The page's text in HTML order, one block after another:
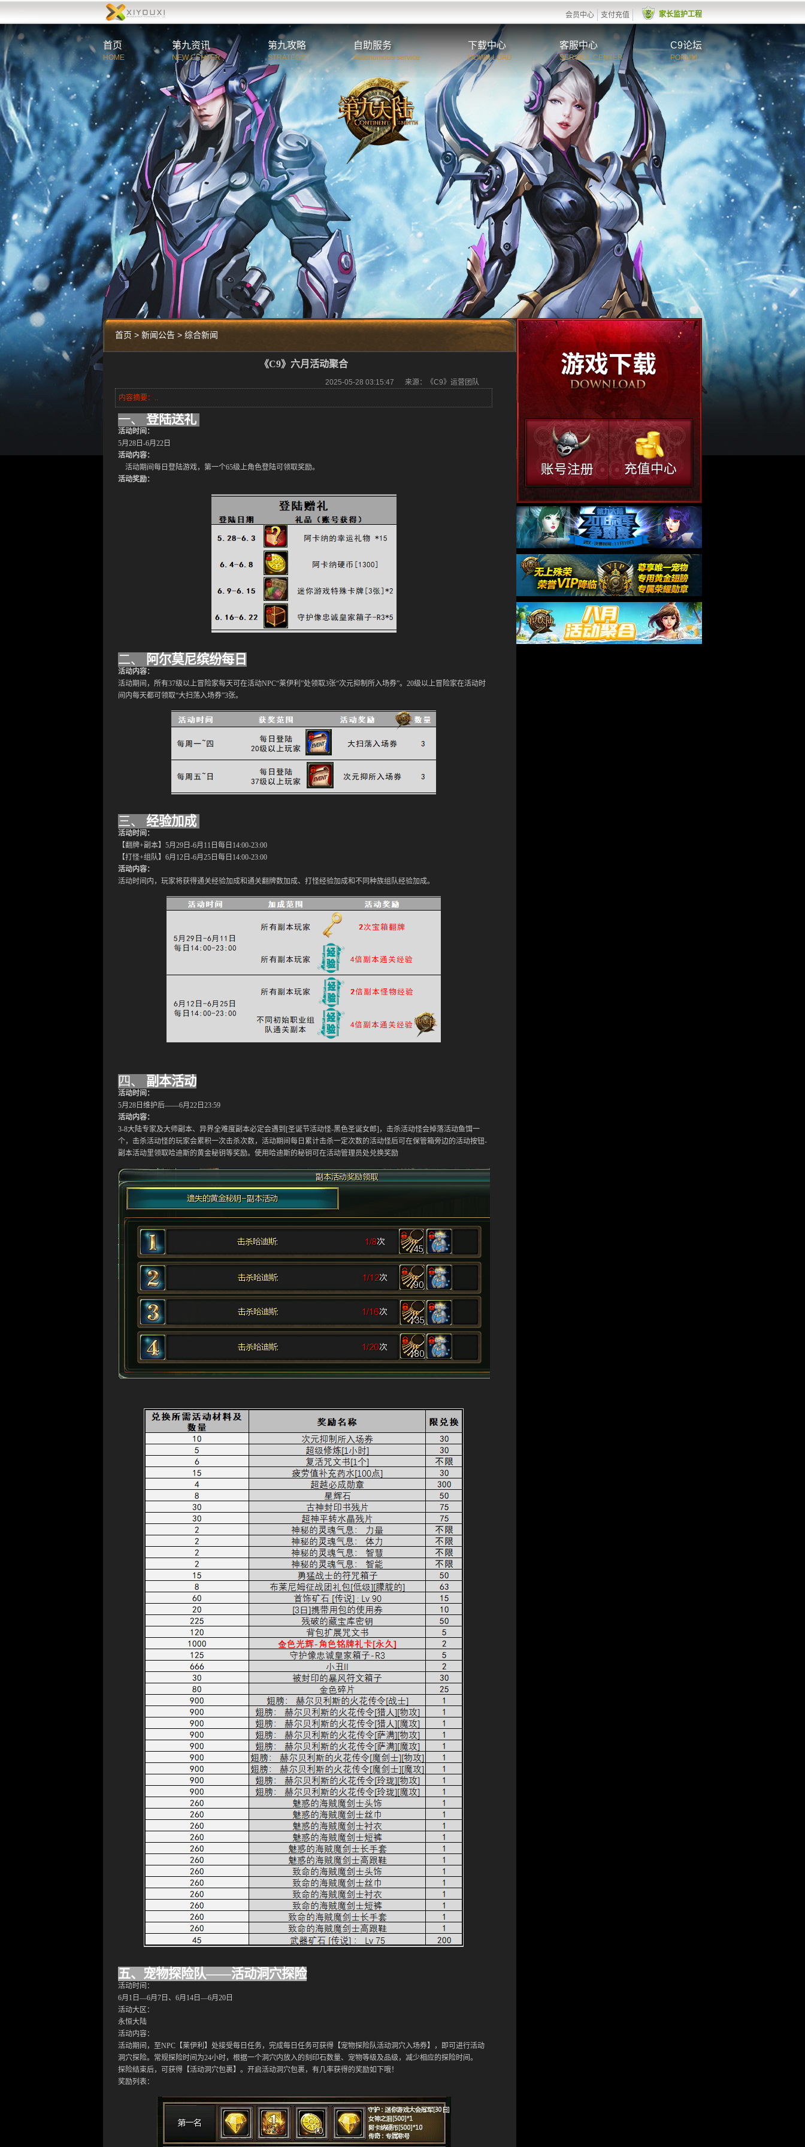
会员中心 支付充值 家长监护工程
首页
HOME
第九资讯
NEW CENTER
第九攻略
STRATEGY
自助服务
Autonomous service
下载中心
DOWN LOAD
客服中心
SERVICE CENTER
C9论坛
PORUM
综合资讯
官方公告
游戏新闻
活动新闻
玩家必读
第九世界观
新手入门
职业介绍
特色系统
游戏系统
C9资料站
CDkey兑换
二级密码初始化
游戏原画
游戏壁纸
游戏截图
服务介绍
常见问题
在线咨询
查看回复
用户协议
用户指引和警示
首页 > 新闻公告 > 综合新闻
《C9》六月活动聚合
2025-05-28 03:15:47 来源：《C9》运营团队
内容摘要：..
一、 登陆送礼
活动时间：
5月 28日 -6月 22日
活动内容：
活动期间每日登陆游戏，第一个65级上角色登陆可领取奖励。
活动奖励：
二、 阿尔莫尼缤纷每日
活动内容：
活动期间，所有37级以上冒险家每天可在活动NPC“莱伊利”处领取3张“次元抑制所入场券”。20级以上冒险家在活动时
间内每天都可领取“大扫荡入场券”3张。
三、 经验加成
活动时间：
【翻牌+副本】5月 29日 -6月 11 日 每日 14:00-23:00
【打怪+组队】6月 12日 -6月 25日每日 14:00-23:00
活动内容：
活动时间内，玩家将获得通关经验加成和通关翻牌数加成、打怪经验加成和不同种族组队经验加成。
四、 副本活动
活动时间：
5月 28日维护后——6月 22日 23:59
活动内容：
3-8大陆专家及大师副本、异界全难度副本必定会遇到[圣诞节活动怪-黑色圣诞女郎] ，击杀活动怪会掉落活动鱼饵一
个，击杀活动怪的玩家会累积一次击杀次数，活动期间每日累计击杀一定次数的活动怪后可在保管箱旁边的活动按钮-
副本活动里领取哈迪斯的黄金秘钥等奖励。使用哈迪斯的秘钥可在活动管理员处兑换奖励
五、宠物探险队——活动洞穴探险
活动时间：
6月1 日 —6月7日、6月14日 —6月 20日
活动大区：
永恒大陆
活动内容：
活动期间，至NPC【莱伊利】处接受每日任务，完成每日任务可获得【宠物探险队活动洞穴入场券】，即可进行活动
洞穴探险。常规探险时间为24小时，根据一个洞穴内放入的刻印石数量、宠物等级及品级，减少相应的探险时间。
探险结束后，可获得【活动洞穴包裹】。开启活动洞穴包裹，有几率获得的奖励如下哦！
奖励列表：